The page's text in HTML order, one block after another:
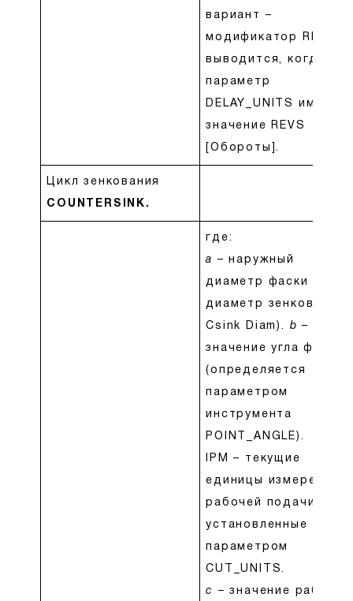
вариант –
модификатор REV –
выводится, когда
параметр
DELAY_UNITS имеет
значение REVS
[Обороты].
Цикл зенкования
COUNTERSINK.
где:
a – наружный
диаметр фаски (т.е.
диаметр зенковки
Csink Diam). b –
значение угла фаски
(определяется
параметром
инструмента
POINT_ANGLE).
IPM – текущие
единицы измерения
рабочей подачи,
установленные
параметром
CUT_UNITS.
c – значение рабочей